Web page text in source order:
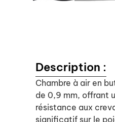
Description :
Chambre à air en
de 0,9 mm, offrant
résistance aux
significatif sur le